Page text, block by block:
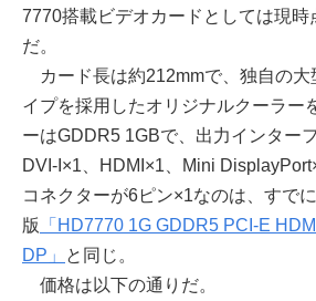
7770搭載ビデオカードとしては現時
だ。
カード長は約212mmで、独自の大
イプを採用したオリジナルクーラー
ーはGDDR5 1GBで、出力インター
DVI-I×1、HDMI×1、Mini
コネクターが6ピン×1なのは、すで
版
「HD7770 1G GDDR5 PCI-E
DP」
と同じ。
価格は以下の通りだ。